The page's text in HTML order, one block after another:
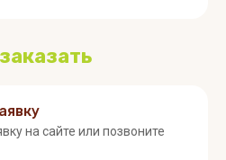
на сайте или позвоните